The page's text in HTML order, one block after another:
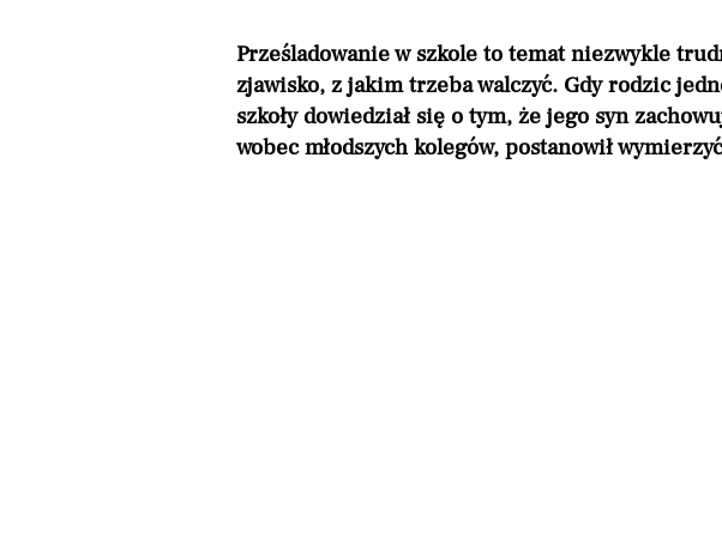
Prześladowanie w szkole to temat niezwykle
zjawisko, z jakim trzeba walczyć. Gdy rodzic
szkoły dowiedział się o tym, że jego syn
wobec młodszych kolegów, postanowił